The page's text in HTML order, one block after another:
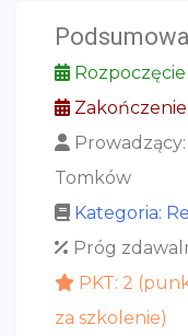
Tomków
Kategoria:
Próg
PKT: 2
za szkolenie)